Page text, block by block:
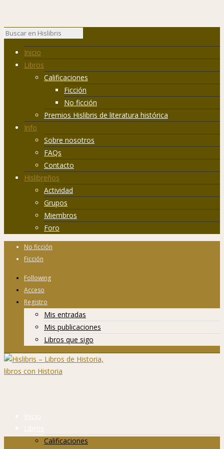
Inicio
Libros
Calificaciones
Ficción
No ficción
Premios Hislibris de literatura histórica
Info
Sobre nosotros
FAQs
Contacto
Hislibreños
Actividad
Grupos
Miembros
Foro
No ficción
Ficción
Following
Acceso
Registro
Mis entradas
Mis publicaciones
Libros que sigo
Inicio
Libros
Calificaciones